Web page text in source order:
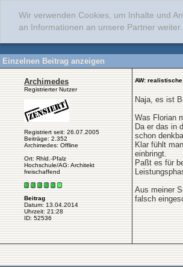
Wir verwenden Cookies, um Inhalte und
an Informationen an unsere Partner
Einzelnen Beitrag anzeigen
Archimedes
Registrierter Nutzer
Registriert seit: 26.07.2005
Beiträge: 2.352
Archimedes: Offline
Ort: Rhld.-Pfalz
Hochschule/AG: Architekt
freischaffend
Beitrag
Datum: 13.04.2014
Uhrzeit: 21:28
ID: 52536
AW:
Naja, es ist
Was Florian
Da er das in
schon
Klar fühlt
einbringt.
Paßt es für
Aus meiner
falsch